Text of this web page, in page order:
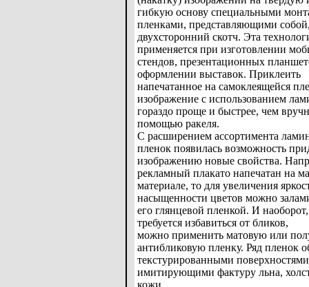
гибкую основу специальными
пленками, представляющими
двухсторонний скотч. Эта
применяется при изготовлении
стендов, презентационных
оформлении выставок. Приклеить
напечатанное на самоклеящейся
изображение с использованием
гораздо проще и быстрее, чем
помощью ракеля.
С расширением ассортимента
пленок появилась возможность
изображению новые свойства.
рекламный плакато напечатан на
материале, то для увеличения
насыщенности цветов можно
его глянцевой пленкой. И
требуется избавиться от бликов,
можно применить матовую или
антибликовую пленку. Ряд пленок
текстурированными
имитирующими фактуру льна,